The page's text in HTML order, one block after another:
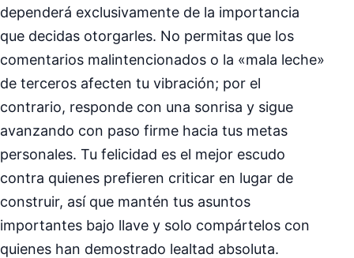
dependerá exclusivamente de la importancia
que decidas otorgarles. No permitas que los
comentarios malintencionados o la «mala leche»
de terceros afecten tu vibración; por el
contrario, responde con una sonrisa y sigue
avanzando con paso firme hacia tus metas
personales. Tu felicidad es el mejor escudo
contra quienes prefieren criticar en lugar de
construir, así que mantén tus asuntos
importantes bajo llave y solo compártelos con
quienes han demostrado lealtad absoluta.